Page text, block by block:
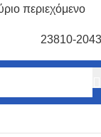
περιεχόμενο
23810-